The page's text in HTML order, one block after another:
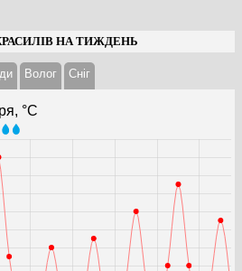
НА ТИЖДЕНЬ
Волог Cніг
°С